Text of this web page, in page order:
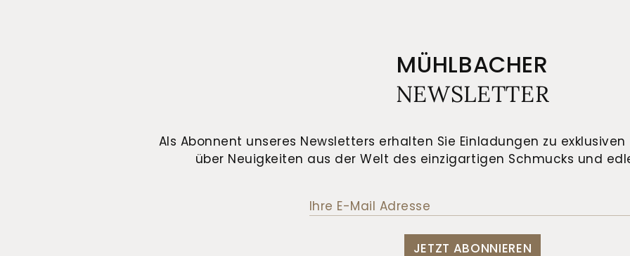
MÜHLBACHER
NEWSLETTER
Als Abonnent unseres Newsletters erhalten Sie Einladungen zu
über Neuigkeiten aus der Welt des einzigartigen Schmucks und
JETZT ABONNIEREN